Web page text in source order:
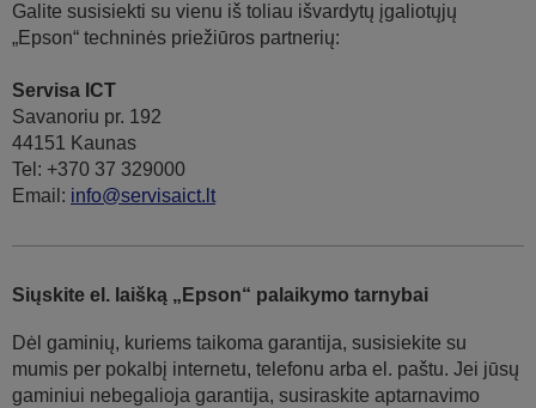
Galite susisiekti su vienu iš toliau išvardytų įgaliotųjų
„Epson“ techninės priežiūros partnerių:
Servisa ICT
Savanoriu pr. 192
44151 Kaunas
Tel: +370 37 329000
Email: info@servisaict.lt
Siųskite el. laišką „Epson“ palaikymo tarnybai
Dėl gaminių, kuriems taikoma garantija, susisiekite su
mumis per pokalbį internetu, telefonu arba el. paštu. Jei jūsų
gaminiui nebegalioja garantija, susiraskite aptarnavimo